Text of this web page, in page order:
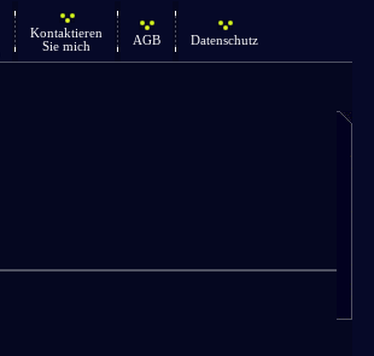
Kontaktieren
Sie mich
AGB Datenschutz